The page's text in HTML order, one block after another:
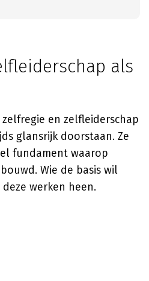
als
en zelfleiderschap
glansrijk doorstaan. Ze
fundament waarop
Wie de basis wil
werken heen.